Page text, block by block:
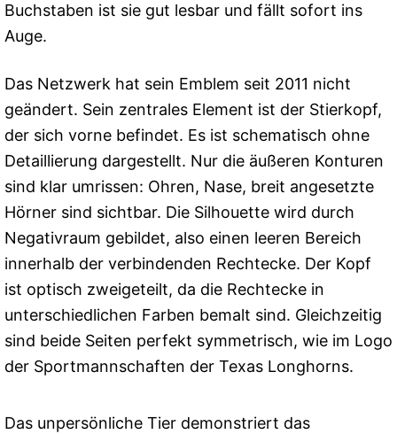
Buchstaben ist sie gut lesbar und fällt sofort ins
Auge.
Das Netzwerk hat sein Emblem seit 2011 nicht
geändert. Sein zentrales Element ist der Stierkopf,
der sich vorne befindet. Es ist schematisch ohne
Detaillierung dargestellt. Nur die äußeren Konturen
sind klar umrissen: Ohren, Nase, breit angesetzte
Hörner sind sichtbar. Die Silhouette wird durch
Negativraum gebildet, also einen leeren Bereich
innerhalb der verbindenden Rechtecke. Der Kopf
ist optisch zweigeteilt, da die Rechtecke in
unterschiedlichen Farben bemalt sind. Gleichzeitig
sind beide Seiten perfekt symmetrisch, wie im Logo
der Sportmannschaften der Texas Longhorns.
Das unpersönliche Tier demonstriert das